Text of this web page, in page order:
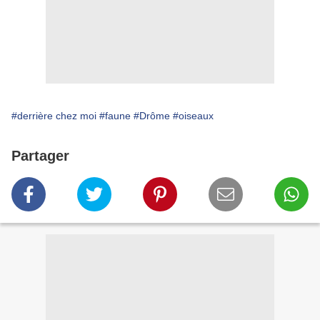
#derrière chez moi #faune #Drôme #oiseaux
Partager